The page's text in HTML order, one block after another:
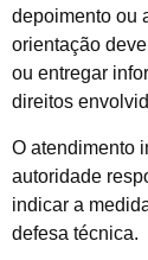
depoimento ou
orientação
ou entregar
direitos
O atendimento
autoridade
indicar a
defesa técnica.